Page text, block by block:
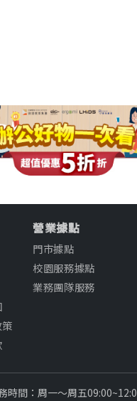
營業據點
門市據點
校園服務據點
業務團隊服務
時間：周一～周五